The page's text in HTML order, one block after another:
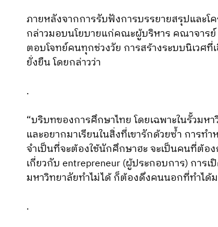
ภายหลังจากการรับฟังการบรรยายสรุปและโ
กล่าวมอบนโยบายแก่คณะผู้บริหาร คณาจารย์
ตอบโจทย์คนทุกช่วงวัย การสร้างระบบนิเวศ
ยั่งยืน โดยกล่าวว่า
.
“บริบทของการศึกษาไทย โดยเฉพาะในรั้วม
และอยากมาเรียนในสิ่งที่เขารักด้วยซ้ำ การ
จำเป็นที่จะต้องใช้นักศึกษาฮะ จะเป็นคนที่ต้อง
เกี่ยวกับ entrepreneur (ผู้ประกอบการ) การเ
มหาวิทยาลัยทำไม่ได้ ก็ต้องดึงคนนอกที่ทำได้
.